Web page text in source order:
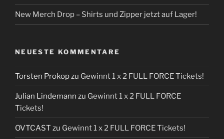
New Merch Drop – Shirts und Zipper jetzt auf Lager!
NEUESTE KOMMENTARE
Torsten Prokopzu Gewinnt 1 x 2 FULL FORCE Tickets!
Julian Lindemann zu Gewinnt 1 x 2 FULL FORCE
Tickets!
OVTCAST zu Gewinnt 1 x 2 FULL FORCE Tickets!